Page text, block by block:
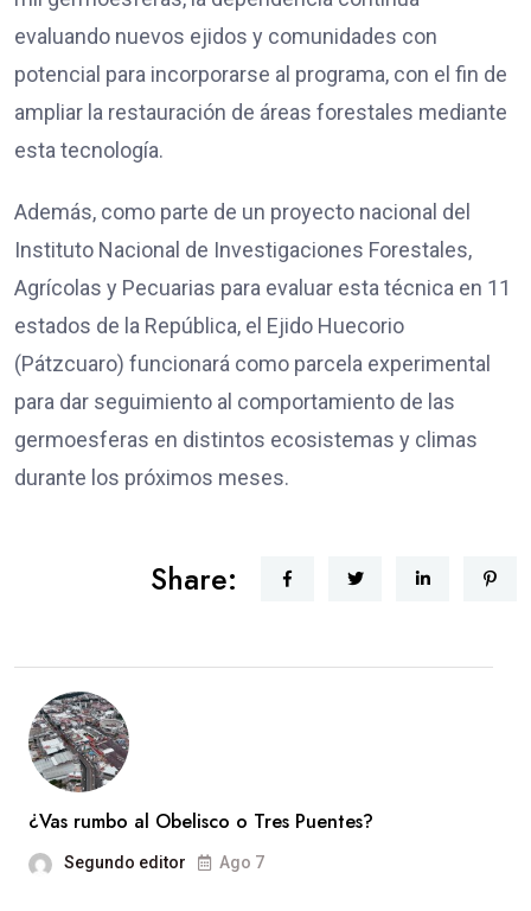
evaluando nuevos ejidos y comunidades con
potencial para incorporarse al programa, con el fin de
ampliar la restauración de áreas forestales mediante
esta tecnología.
Además, como parte de un proyecto nacional del
Instituto Nacional de Investigaciones Forestales,
Agrícolas y Pecuarias para evaluar esta técnica en 11
estados de la República, el Ejido Huecorio
(Pátzcuaro) funcionará como parcela experimental
para dar seguimiento al comportamiento de las
germoesferas en distintos ecosistemas y climas
durante los próximos meses.
Share:
¿Vas rumbo al Obelisco o Tres Puentes?
Segundo editor Ago 7